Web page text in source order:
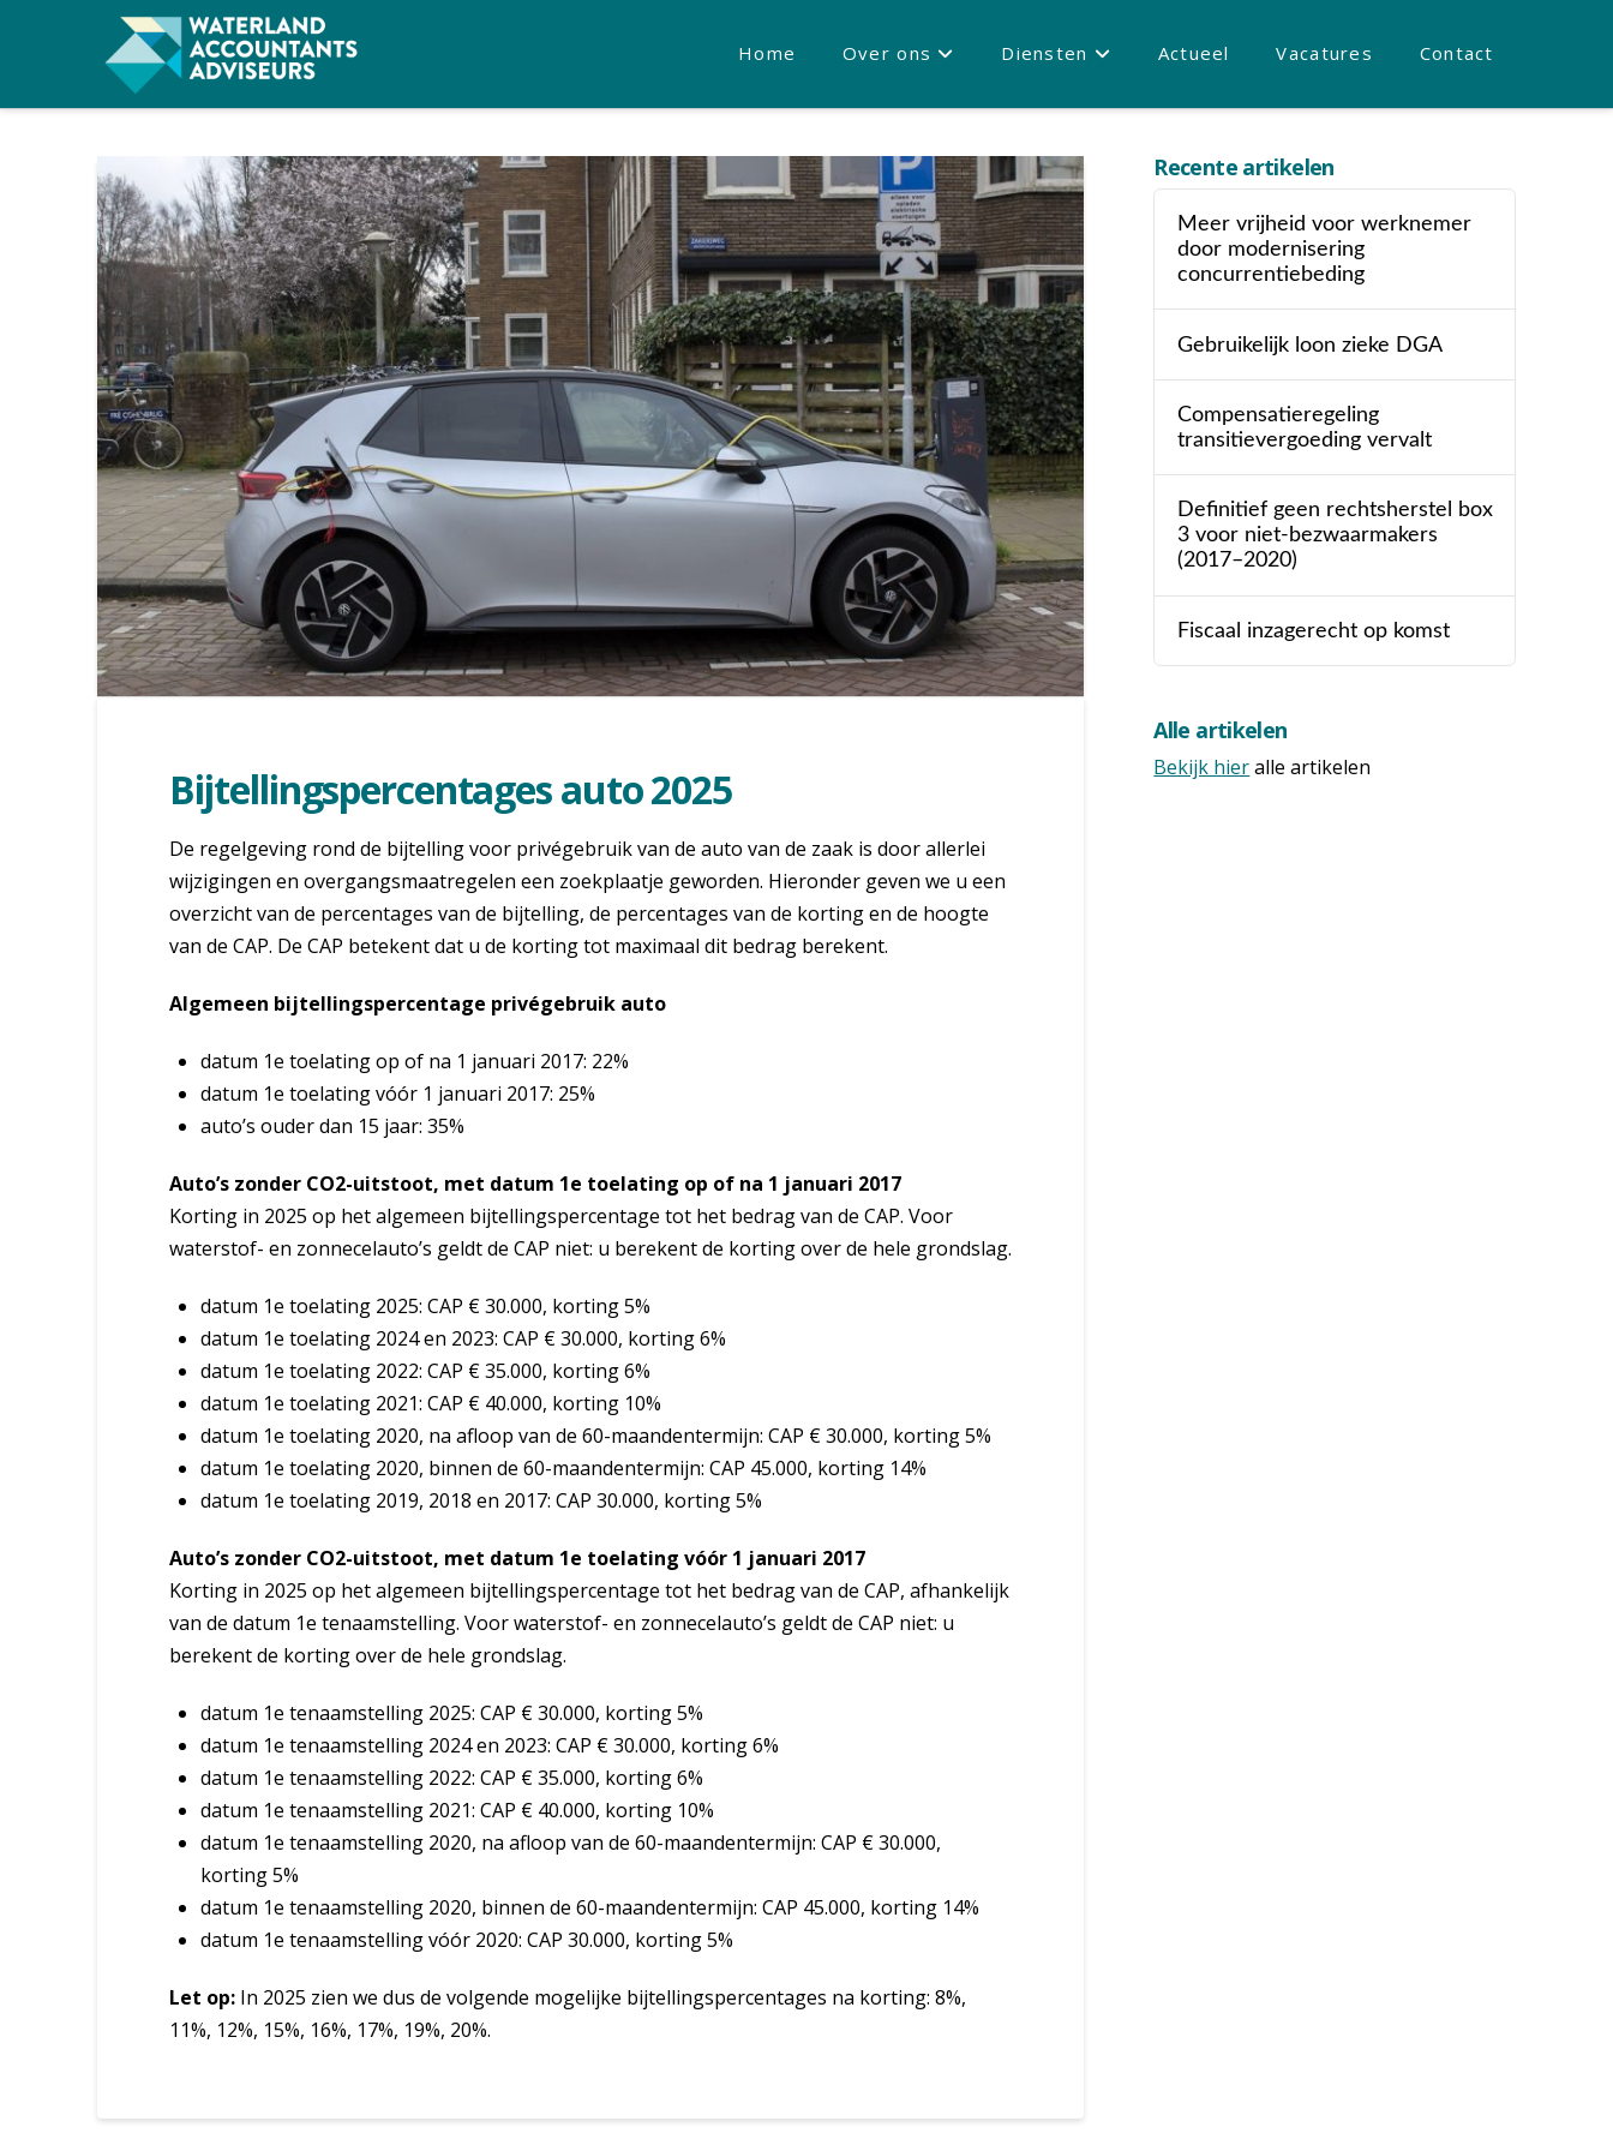
Home Over ons Diensten Actueel Vacatures Contact
Bijtellingspercentages auto 2025
De regelgeving rond de bijtelling voor privégebruik van de auto van de zaak is door allerlei
wijzigingen en overgangsmaatregelen een zoekplaatje geworden. Hieronder geven we u een
overzicht van de percentages van de bijtelling, de percentages van de korting en de hoogte
van de CAP. De CAP betekent dat u de korting tot maximaal dit bedrag berekent.
Algemeen bijtellingspercentage privégebruik auto
datum 1e toelating op of na 1 januari 2017: 22%
datum 1e toelating vóór 1 januari 2017: 25%
auto’s ouder dan 15 jaar: 35%
Auto’s zonder CO2-uitstoot, met datum 1e toelating op of na 1 januari 2017
Korting in 2025 op het algemeen bijtellingspercentage tot het bedrag van de CAP. Voor
waterstof- en zonnecelauto’s geldt de CAP niet: u berekent de korting over de hele grondslag.
datum 1e toelating 2025: CAP € 30.000, korting 5%
datum 1e toelating 2024 en 2023: CAP € 30.000, korting 6%
datum 1e toelating 2022: CAP € 35.000, korting 6%
datum 1e toelating 2021: CAP € 40.000, korting 10%
datum 1e toelating 2020, na afloop van de 60-maandentermijn: CAP € 30.000, korting 5%
datum 1e toelating 2020, binnen de 60-maandentermijn: CAP 45.000, korting 14%
datum 1e toelating 2019, 2018 en 2017: CAP 30.000, korting 5%
Auto’s zonder CO2-uitstoot, met datum 1e toelating vóór 1 januari 2017
Korting in 2025 op het algemeen bijtellingspercentage tot het bedrag van de CAP, afhankelijk
van de datum 1e tenaamstelling. Voor waterstof- en zonnecelauto’s geldt de CAP niet: u
berekent de korting over de hele grondslag.
datum 1e tenaamstelling 2025: CAP € 30.000, korting 5%
datum 1e tenaamstelling 2024 en 2023: CAP € 30.000, korting 6%
datum 1e tenaamstelling 2022: CAP € 35.000, korting 6%
datum 1e tenaamstelling 2021: CAP € 40.000, korting 10%
datum 1e tenaamstelling 2020, na afloop van de 60-maandentermijn: CAP € 30.000,
korting 5%
datum 1e tenaamstelling 2020, binnen de 60-maandentermijn: CAP 45.000, korting 14%
datum 1e tenaamstelling vóór 2020: CAP 30.000, korting 5%
Let op: In 2025 zien we dus de volgende mogelijke bijtellingspercentages na korting: 8%,
11%, 12%, 15%, 16%, 17%, 19%, 20%.
Recente artikelen
Meer vrijheid voor werknemer
door modernisering
concurrentiebeding
Gebruikelijk loon zieke DGA
Compensatieregeling
transitievergoeding vervalt
Definitief geen rechtsherstel box
3 voor niet-bezwaarmakers
(2017–2020)
Fiscaal inzagerecht op komst
Alle artikelen
Bekijk hieralle artikelen